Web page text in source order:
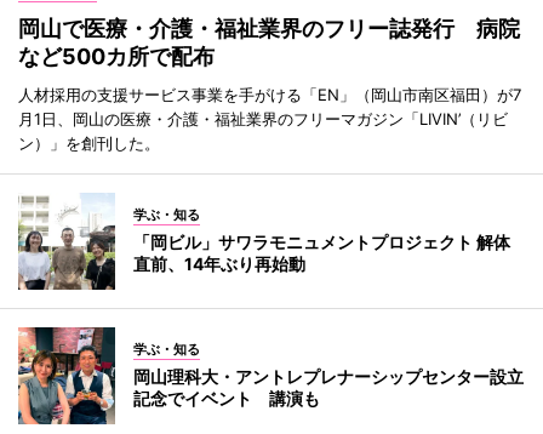
岡山で医療・介護・福祉業界のフリー誌発行 病院
など500カ所で配布
人材採用の支援サービス事業を手がける「EN」（岡山市南区福田）が7
月1日、岡山の医療・介護・福祉業界のフリーマガジン「LIVIN’（リビ
ン）」を創刊した。
学ぶ・知る
「岡ビル」サワラモニュメントプロジェクト 解体
直前、14年ぶり再始動
学ぶ・知る
岡山理科大・アントレプレナーシップセンター設立
記念でイベント 講演も